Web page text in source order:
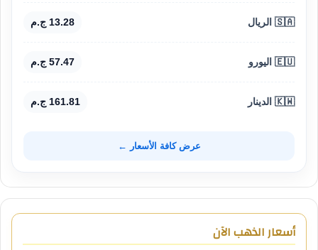
🇸🇦 الريال 13.28 ج.م
🇪🇺 اليورو 57.47 ج.م
🇰🇼 الدينار 161.81 ج.م
عرض كافة الأسعار ←
أسعار الذهب الآن